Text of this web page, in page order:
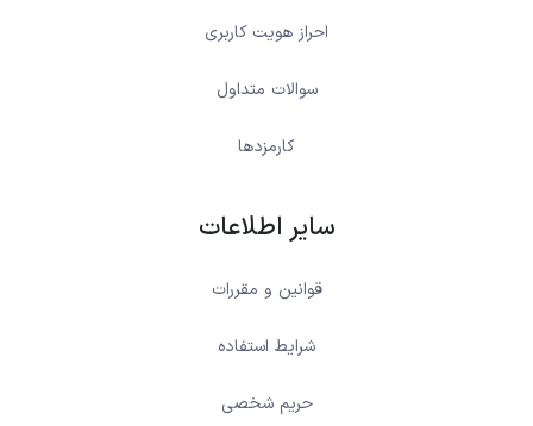
احراز هویت کاربری
سوالات متداول
کارمزدها
سایر اطلاعات
قوانین و مقررات
شرایط استفاده
حریم شخصی